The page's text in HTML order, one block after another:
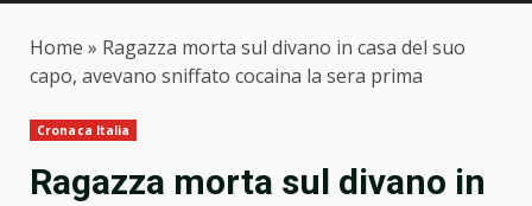
Home » Ragazza morta sul divano in casa del suo
capo, avevano sniffato cocaina la sera prima
Cronaca Italia
Ragazza morta sul divano in